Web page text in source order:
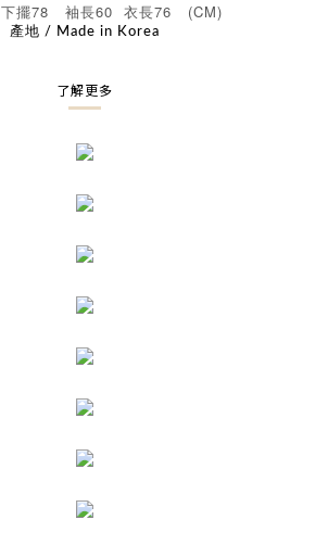
下擺78 袖長60 衣長76 (CM)
產地 / Made in Korea
了解更多